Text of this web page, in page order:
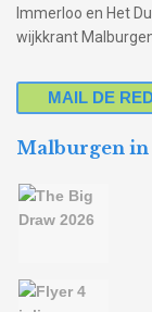
Immerloo en Het
wijkkrant
MAIL DE
Malburgen in